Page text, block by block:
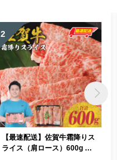
2
【最速配送】佐賀牛霜降りス
ライス（肩ロース）600g ／